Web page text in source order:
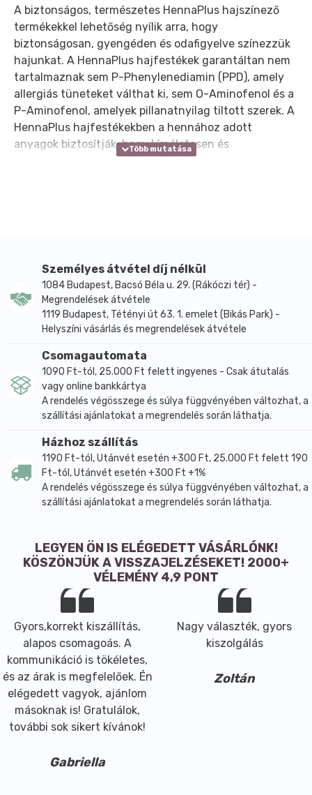
A biztonságos, természetes HennaPlus hajszínező
termékekkel lehetőség nyílik arra, hogy
biztonságosan, gyengéden és odafigyelve színezzük
hajunkat. A HennaPlus hajfestékek garantáltan nem
tartalmaznak sem P-Phenylenediamin (PPD), amely
allergiás tüneteket válthat ki, sem O-Aminofenol és a
P-Aminofenol, amelyek pillanatnyilag tiltott szerek. A
HennaPlus hajfestékekben a hennához adott
anyagok biztosítják, hogy kíméletesen és
biztonságosan festhessük hajunkat.
teszi a hajat, megelőzi a hajtöredezést és az erőteljes
hajhullást.
A Resorcinol gondoskodik a meleg színek
létrehozásáról.
A napraforgó-kivonat megvédi a haj szerkezetét, és
megelőzi az UV hatásnak kitett haj kifakulását.
A henna fényessé teszi a hajat, regenerál, véd,
színez, táplál és gyógyít, de ha bizonyítottan káros
anyagokkal vegyítik, e jótékony hatások
eltörpülhetnek az okozott kár mellett.
A Hennaplus tartós krémhajfesték intenzív, tartós
hajszínt eredményez, az ősz hajszála 100%-os
elfedésével, és a haj maximális védelmével és
ápolásával. Tartóssága: 3 hónap. Az extra tápláló
formula számos minősített organikus és kondícionáló
rozmaring) az egészséges, fényes és selymesen puha
hajért. Jelentősen meghosszabbítják a szín
tartósságát, erősítik a haj szerkezetét és védik a
színét az UV sugárzással szemben. Élvezze az
intenzív színeket még tovább!
A legkorszerűbb technológia segítségével a
Hennaplus képes a piacon lévő legalacsonyabb
ammóniatartalmú krémhajfesték előállítására,
miközben biztosítja az optimális színeredményt. Akár
a többi Hennaplus festék, a tartós hajfesték sem
tartalmaz P- Fenilenediamint, (amely a hajfestés
legelterjedtebb forrása.) Finom, természetet idéző
Személyes átvétel díj nélkül
1084 Budapest, Bacsó Béla u. 29. (Rákóczi tér) -
Megrendelések átvétele
1119 Budapest, Tétényi út 63. 1. emelet (Bikás Park) -
Helyszíni vásárlás és megrendelések átvétele
Csomagautomata
1090 Ft-tól, 25.000 Ft felett ingyenes - Csak átutalás
vagy online bankkártya
A rendelés végösszege és súlya függvényében változhat, a
szállítási ajánlatokat a megrendelés során láthatja.
Házhoz szállítás
1190 Ft-tól, Utánvét esetén +300 Ft, 25.000 Ft felett 190
Ft-tól, Utánvét esetén +300 Ft +1%
A rendelés végösszege és súlya függvényében változhat, a
szállítási ajánlatokat a megrendelés során láthatja.
LEGYEN ÖN IS ELÉGEDETT VÁSÁRLÓNK!
KÖSZÖNJÜK A VISSZAJELZÉSEKET! 2000+
VÉLEMÉNY 4,9 PONT
Gyors,korrekt kiszállítás,
alapos csomagoás. A
kommunikáció is tökéletes,
és az árak is megfelelőek. Én
elégedett vagyok, ajánlom
másoknak is! Gratulálok,
további sok sikert kívánok!
Gabriella
Nagy választék, gyors
kiszolgálás
Zoltán